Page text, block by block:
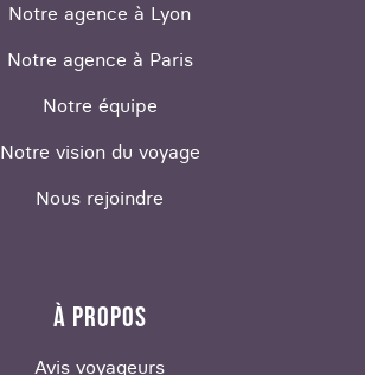
Notre agence à Lyon
Notre agence à Paris
Notre équipe
Notre vision du voyage
Nous rejoindre
À PROPOS
Avis voyageurs